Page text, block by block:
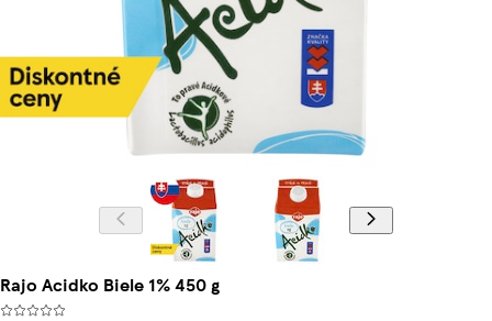
Rajo Acidko Biele 1% 450 g